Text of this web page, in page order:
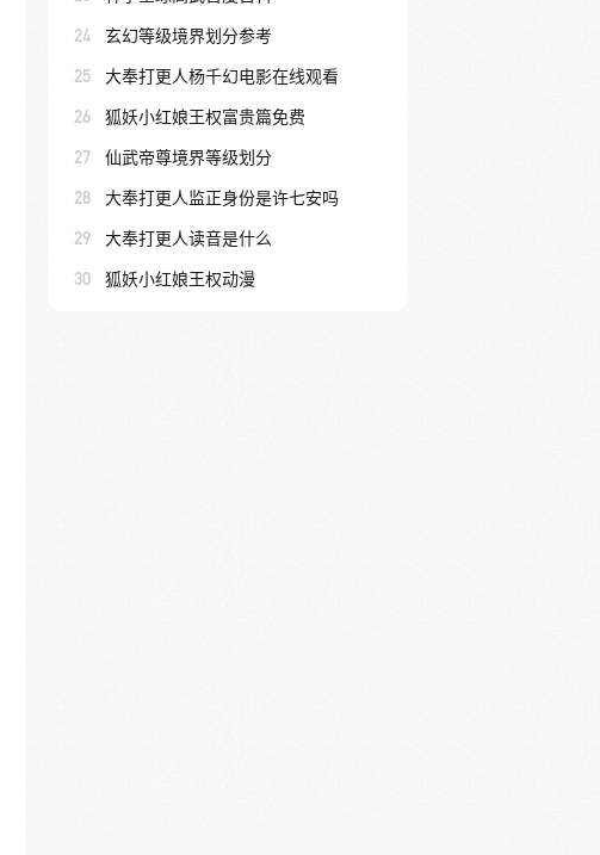
24 玄幻等级境界划分参考
25 大奉打更人杨千幻电影在线观看
26 狐妖小红娘王权富贵篇免费
27 仙武帝尊境界等级划分
28 大奉打更人监正身份是许七安吗
29 大奉打更人读音是什么
30 狐妖小红娘王权动漫